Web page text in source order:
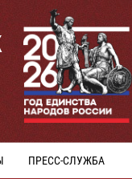
ПРЕСС-СЛУЖБА